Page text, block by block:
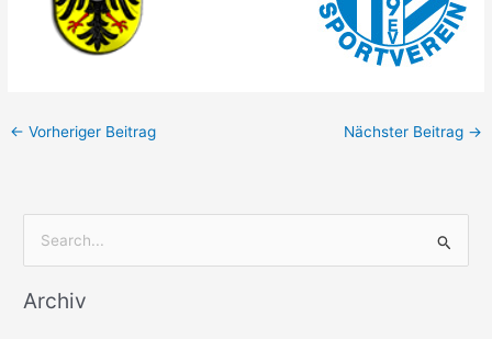
← Vorheriger Beitrag Nächster Beitrag →
c
Archiv